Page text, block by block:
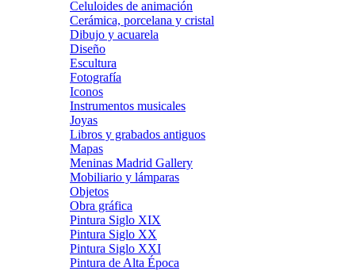
Celuloides de animación
Cerámica, porcelana y cristal
Dibujo y acuarela
Diseño
Escultura
Fotografía
Iconos
Instrumentos musicales
Joyas
Libros y grabados antiguos
Mapas
Meninas Madrid Gallery
Mobiliario y lámparas
Objetos
Obra gráfica
Pintura Siglo XIX
Pintura Siglo XX
Pintura Siglo XXI
Pintura de Alta Época